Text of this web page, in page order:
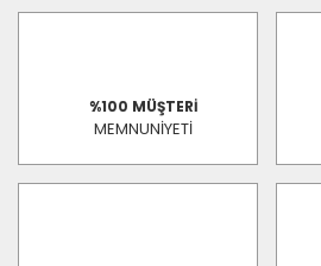
%100 MÜŞTERİ
MEMNUNİYETİ